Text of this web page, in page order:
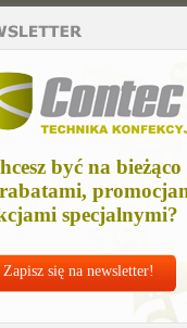
być na bieżąco
specjalnymi?
Zapisz się na newsletter!
CZĘŚCI ZAMIENNE
maszyn szwalniczych >Części
part us